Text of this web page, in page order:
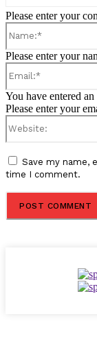
Please enter your
Please enter your
You have entered
Please enter your
Save my name,
time I comment.